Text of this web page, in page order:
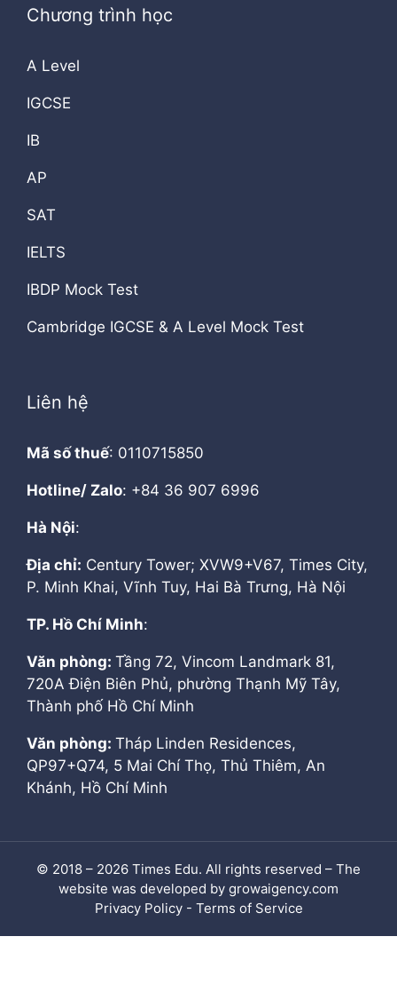
Chương trình học
A Level
IGCSE
IB
AP
SAT
IELTS
IBDP Mock Test
Cambridge IGCSE & A Level Mock Test
Liên hệ
Mã số thuế: 0110715850
Hotline/ Zalo: +84 36 907 6996
Hà Nội:
Địa chỉ: Century Tower; XVW9+V67, Times City,
P. Minh Khai, Vĩnh Tuy, Hai Bà Trưng, Hà Nội
TP. Hồ Chí Minh:
Văn phòng: Tầng 72, Vincom Landmark 81,
720A Điện Biên Phủ, phường Thạnh Mỹ Tây,
Thành phố Hồ Chí Minh
Văn phòng: Tháp Linden Residences,
QP97+Q74, 5 Mai Chí Thọ, Thủ Thiêm, An
Khánh, Hồ Chí Minh
© 2018 – 2026 Times Edu. All rights reserved – The
website was developed by growaigency.com
Privacy Policy - Terms of Service